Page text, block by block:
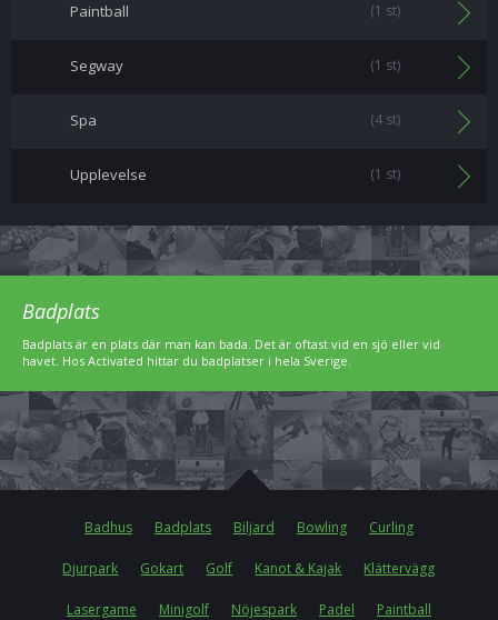
Paintball (1 st)
Segway (1 st)
Spa (4 st)
Upplevelse (1 st)
Badplats
Badplats är en plats där man kan bada. Det är oftast vid en sjö eller vid
havet. Hos Activated hittar du badplatser i hela Sverige.
Badhus Badplats Biljard Bowling Curling
Djurpark Gokart Golf Kanot & Kajak Klättervägg
Lasergame Minigolf Nöjespark Padel Paintball